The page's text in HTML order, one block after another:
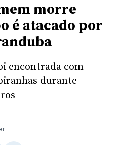
morre
é atacado por
encontrada com
durante